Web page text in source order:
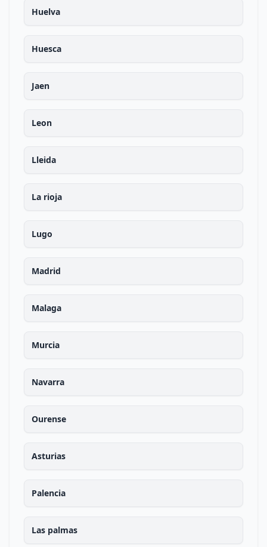
Huelva
Huesca
Jaen
Leon
Lleida
La rioja
Lugo
Madrid
Malaga
Murcia
Navarra
Ourense
Asturias
Palencia
Las palmas